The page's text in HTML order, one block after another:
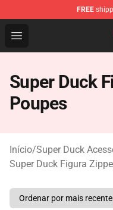
FREE
Open menu
Super Duck Figure
Super Duck
Poupes
Início/Super Duck
Super Duck Figura